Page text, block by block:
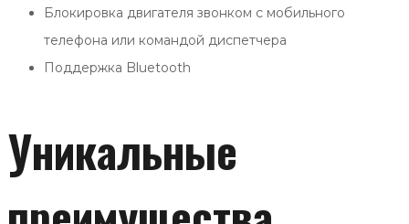
Блокировка двигателя звонком с мобильного
телефона или командой диспетчера
Поддержка Bluetooth
Уникальные